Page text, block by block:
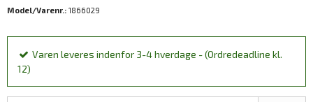
Model/Varenr.: 1866029
Varen leveres indenfor 3-4 hverdage - (Ordredeadline kl.
12)